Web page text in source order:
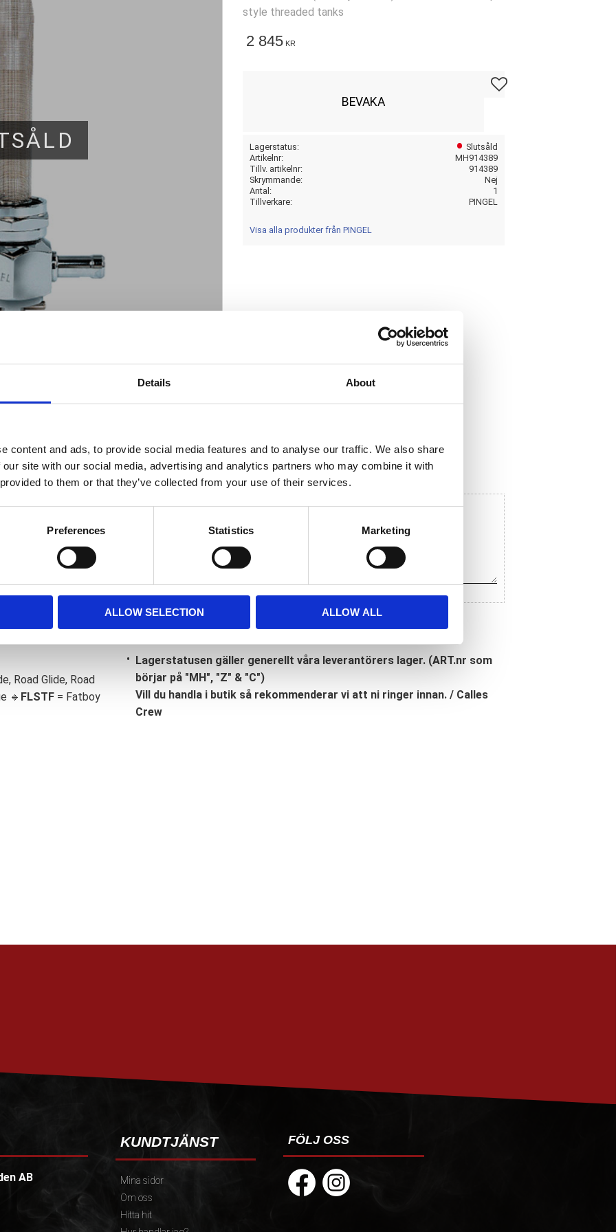
Details About
content and ads, to provide social media features and to analyse our traffic. We also share
site with our social media, advertising and analytics partners who may combine it with
to them or that they’ve collected from your use of their services.
Preferences Statistics Marketing
ALLOW SELECTION ALLOW ALL
style threaded tanks
2 845 KR
Lägg till i favoriter
BEVAKA
Lagerstatus
Slutsåld
Artikelnr
MH914389
Tillv. artikelnr
914389
Skrymmande
Nej
Antal
1
Tillverkare
PINGEL
Visa alla produkter från PINGEL
Dela med dig
c
b
o
Road Glide, Road
🔹 FLSTF = Fatboy
Lagerstatusen gäller generellt våra leverantörers lager. (ART.nr som
börjar på "MH", "Z" & "C")
Vill du handla i butik så rekommenderar vi att ni ringer innan. / Calles
Crew
AB
KUNDTJÄNST
Mina sidor
Om oss
Hitta hit
FÖLJ OSS